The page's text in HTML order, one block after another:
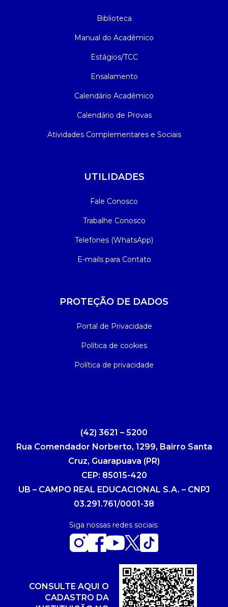
Biblioteca
Manual do Acadêmico
Estágios/TCC
Ensalamento
Calendário Acadêmico
Calendário de Provas
Atividades Complementares e Sociais
UTILIDADES
Fale Conosco
Trabalhe Conosco
Telefones (WhatsApp)
E-mails para Contato
PROTEÇÃO DE DADOS
Portal de Privacidade
Política de cookies
Política de privacidade
(42) 3621 – 5200
Rua Comendador Norberto, 1299, Bairro Santa
Cruz, Guarapuava (PR)
CEP: 85015-420
UB – CAMPO REAL EDUCACIONAL S.A. – CNPJ
03.291.761/0001-38
Siga nossas redes sociais:
CONSULTE AQUI O
CADASTRO DA